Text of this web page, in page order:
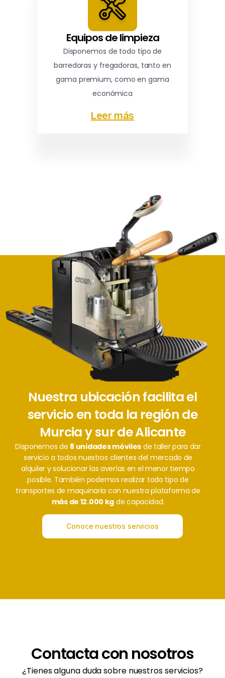
Equipos de limpieza
Disponemos de todo tipo de
barredoras y fregadoras, tanto en
gama premium, como en gama
económica
Leer más
Nuestra ubicación facilita el
servicio en toda la región de
Murcia y sur de Alicante
Disponemos de 8 unidades móviles de taller para dar
servicio a todos nuestros clientes del mercado de
alquiler y solucionar las averías en el menor tiempo
posible. También podemos realizar todo tipo de
transportes de maquinaria con nuestra plataforma de
más de 12.000 kg de capacidad.
Conoce nuestros servicios
Contacta con nosotros
¿Tienes alguna duda sobre nuestros servicios?